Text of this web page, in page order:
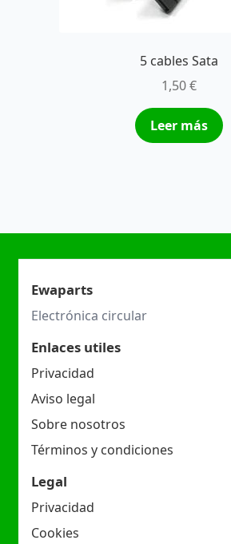
5 cables Sata
1,50€
Leer más
Ewaparts
Electrónica circular
Enlaces utiles
Privacidad
Aviso legal
Sobre nosotros
Términos y condiciones
Legal
Privacidad
Cookies